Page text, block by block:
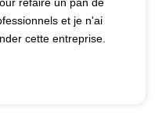
et je n'ai
cette entreprise.